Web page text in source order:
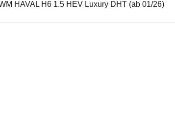
HAVAL H6 1.5 HEV Luxury DHT (ab 01/26)